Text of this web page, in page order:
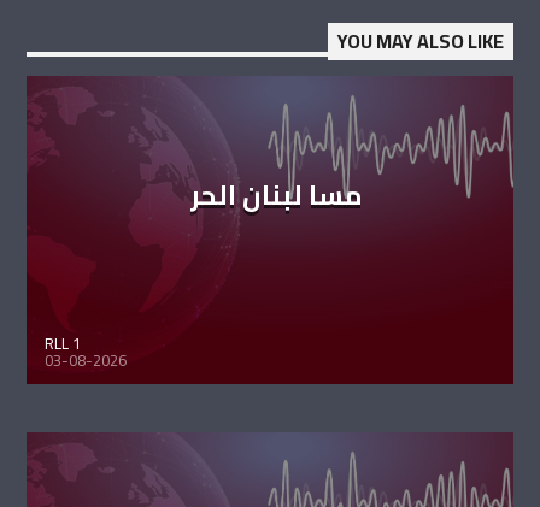
YOU MAY ALSO LIKE
مسا لبنان الحر
RLL 1
03-08-2026